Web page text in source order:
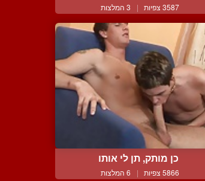
3587 צפיות | 3 המלצות
כן מותק, תן לי אותו
5866 צפיות | 6 המלצות